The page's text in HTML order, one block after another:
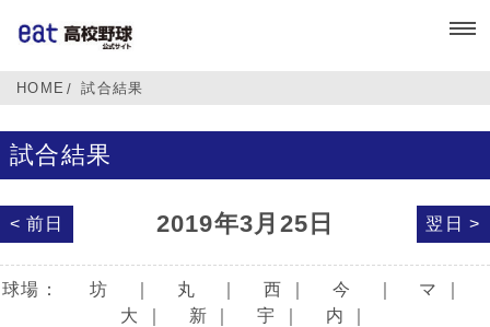
HOME 試合結果
試合結果
< 前日 2019年3月25日 翌日 >
球場： 坊 丸 西 今 マ
大
新 宇 内